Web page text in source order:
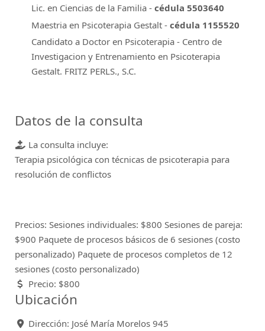
Lic. en Ciencias de la Familia - cédula 5503640
Maestria en Psicoterapia Gestalt - cédula 1155520
Candidato a Doctor en Psicoterapia - Centro de
Investigacion y Entrenamiento en Psicoterapia
Gestalt. FRITZ PERLS., S.C.
Datos de la consulta
La consulta incluye:
Terapia psicológica con técnicas de psicoterapia para
resolución de conflictos
Precios: Sesiones individuales: $800 Sesiones de pareja:
$900 Paquete de procesos básicos de 6 sesiones (costo
personalizado) Paquete de procesos completos de 12
sesiones (costo personalizado)
Precio: $800
Ubicación
Dirección: José María Morelos 945